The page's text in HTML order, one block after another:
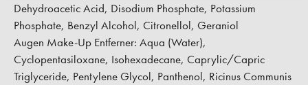
Dehydroacetic Acid, Disodium Phosphate, Potassium
Phosphate, Benzyl Alcohol, Citronellol, Geraniol
Augen Make-Up Entferner: Aqua (Water),
Cyclopentasiloxane, Isohexadecane, Caprylic/Capric
Triglyceride, Pentylene Glycol, Panthenol, Ricinus Communis